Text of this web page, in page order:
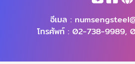
อีเมล :
โทรศัพท์ : 02-738-9989,